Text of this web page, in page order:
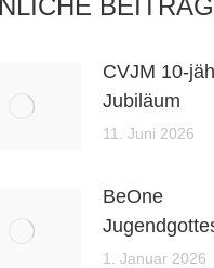
CVJM 10-
Jubiläum
11. Juni 2026
BeOne
1. Januar 2026